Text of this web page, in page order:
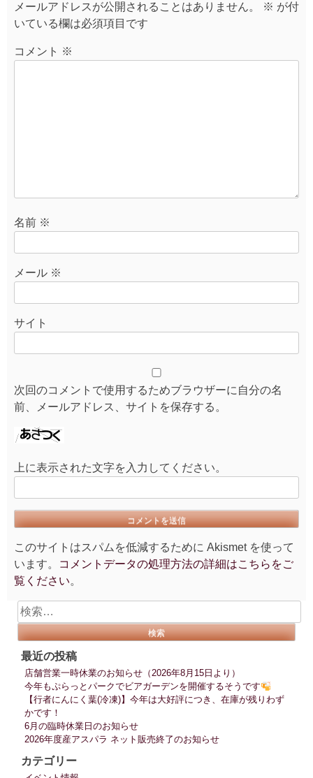
ー
シ
ョ
ン
メールアドレスが公開されることはありません。 ※ が付
いている欄は必須項目です
コメント ※
名前 ※
メール ※
サイト
次回のコメントで使用するためブラウザーに自分の名
前、メールアドレス、サイトを保存する。
上に表示された文字を入力してください。
このサイトはスパムを低減するために Akismet を使って
います。
コメントデータの処理方法の詳細はこちらをご
覧ください。
検
索:
最近の投稿
店舗営業一時休業のお知らせ（2026年8月15日より）
今年もぷらっとパークでビアガーデンを開催するそうです
【行者にんにく葉(冷凍)】今年は大好評につき、在庫が残りわず
かです！
6月の臨時休業日のお知らせ
2026年度産アスパラ ネット販売終了のお知らせ
カテゴリー